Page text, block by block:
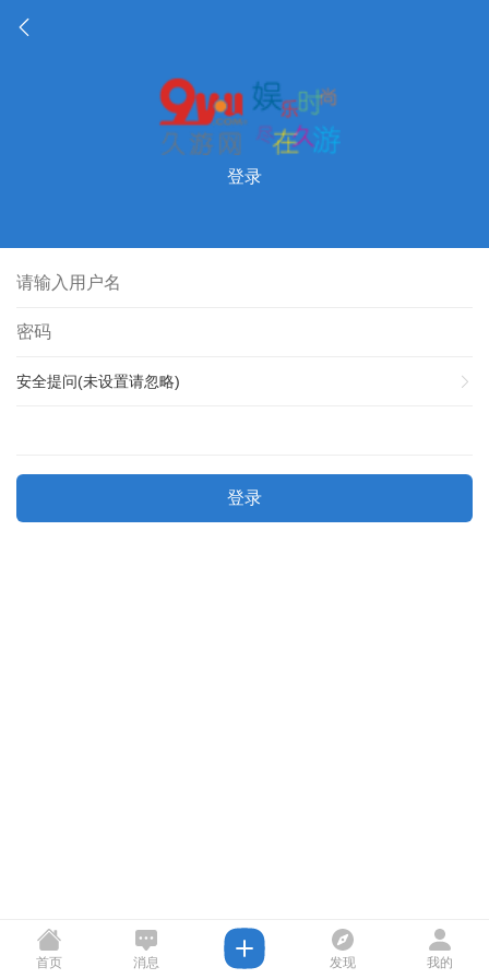
登录
安全提问(未设置请忽略)
登录
首页 消息 发现 我的